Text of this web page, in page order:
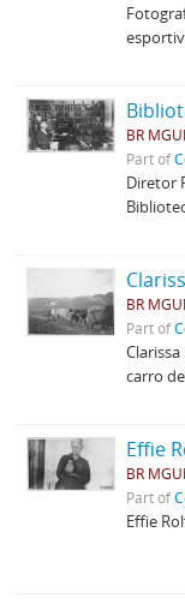
BR
Part of
Diretor
BR
Part of
carro
Effie
BR
Part of
Effie